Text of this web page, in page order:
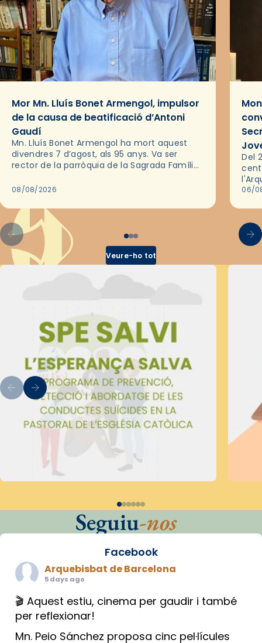
Mor Mn. Lluís Bonet Armengol, impulsor
de la causa de beatificació d’Antoni
Gaudí
Mn. Lluís Bonet Armengol ha mort aquest
divendres 7 d’agost, als 95 anys. Va ser
rector de la parròquia de la Sagrada Família
2018,…
08/08/2026
Del
les
06/
Veure-ho tot
Seguiu-nos
Facebook
Arquebisbat de Barcelona
5 days ago
🎬 Aquest estiu, cinema per gaudir i també
per reflexionar!
Mn. Peio Sánchez proposa cinc pel·lícules